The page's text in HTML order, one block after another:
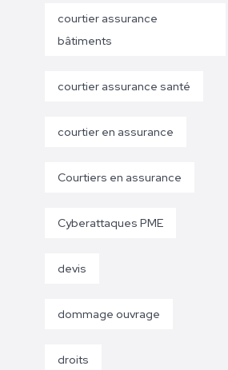
courtier assurance
bâtiments
courtier assurance santé
courtier en assurance
Courtiers en assurance
Cyberattaques PME
devis
dommage ouvrage
droits